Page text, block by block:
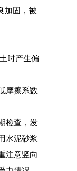
加固，被
时产生偏
摩擦系数
检查，发
水泥砂浆
注意竖向